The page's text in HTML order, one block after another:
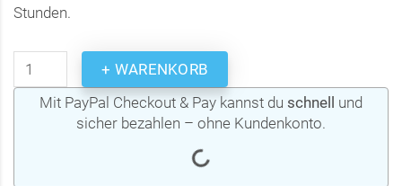
Stunden.
+ WARENKORB
Mit PayPal Checkout & Pay kannst du schnell und
sicher bezahlen – ohne Kundenkonto.